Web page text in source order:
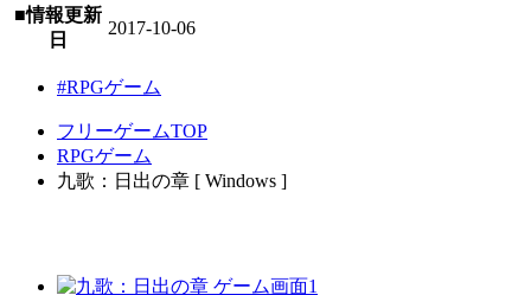
■情報更新
日
2017-10-06
#RPGゲーム
フリーゲームTOP
RPGゲーム
九歌：日出の章 [ Windows ]